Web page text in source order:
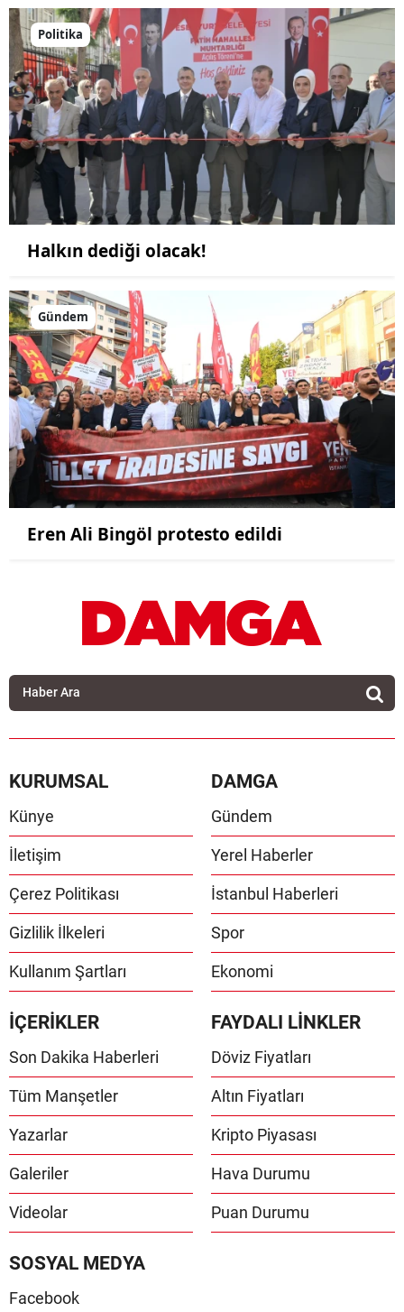
Politika
Halkın dediği olacak!
Gündem
Eren Ali Bingöl protesto edildi
KURUMSAL
Künye
İletişim
Çerez Politikası
Gizlilik İlkeleri
Kullanım Şartları
DAMGA
Gündem
Yerel Haberler
İstanbul Haberleri
Spor
Ekonomi
İÇERİKLER
Son Dakika Haberleri
Tüm Manşetler
Yazarlar
Galeriler
Videolar
FAYDALI LİNKLER
Döviz Fiyatları
Altın Fiyatları
Kripto Piyasası
Hava Durumu
Puan Durumu
SOSYAL MEDYA
Facebook